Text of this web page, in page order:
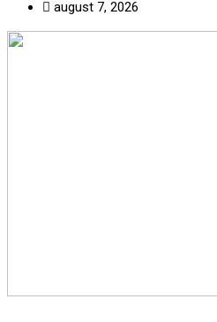
august 7, 2026